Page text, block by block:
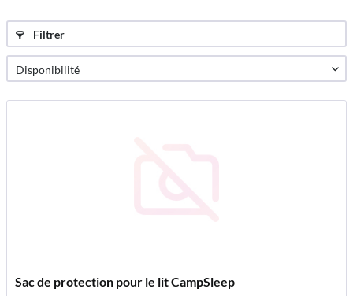
Filtrer
Sac de protection pour le lit CampSleep